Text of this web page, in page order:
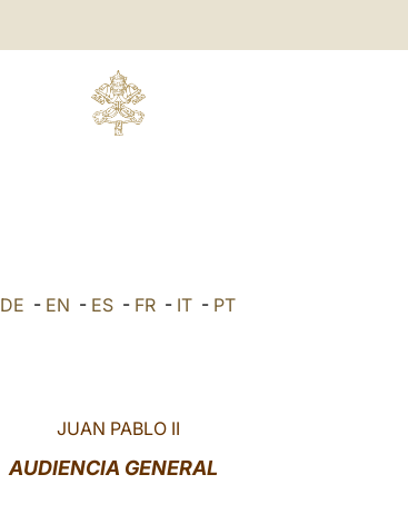
DE - EN - ES - FR - IT - PT
JUAN PABLO II
AUDIENCIA GENERAL